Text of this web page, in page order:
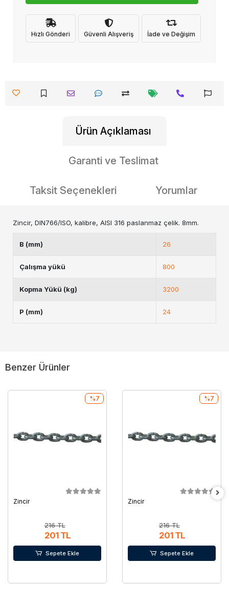
Hızlı Gönderi Güvenli Alışveriş İade ve Değişim
Ürün Açıklaması
Garanti ve Teslimat
Taksit Seçenekleri Yorumlar
Zincir, DIN766/ISO, kalibre, AISI 316 paslanmaz çelik. 8mm.
B (mm) 26
Çalışma yükü 800
Kopma Yükü (kg) 3200
P (mm) 24
Benzer Ürünler
Zincir
216 TL
201 TL
%7
Sepete Ekle
Zincir
216 TL
201 TL
%7
Sepete Ekle